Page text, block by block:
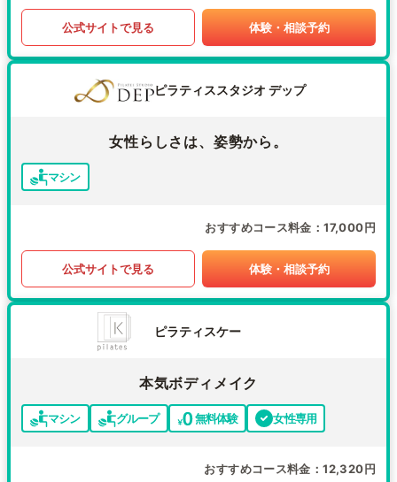
公式サイトで見る 体験・相談予約
ピラティススタジオ デップ
女性らしさは、姿勢から。
マシン
おすすめコース料金 17,000円
公式サイトで見る 体験・相談予約
ピラティスケー
本気ボディメイク
マシン グループ 無料体験 女性専用
おすすめコース料金 12,320円